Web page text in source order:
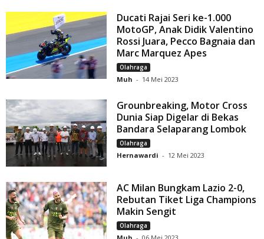
Ducati Rajai Seri ke-1.000
MotoGP, Anak Didik Valentino
Rossi Juara, Pecco Bagnaia dan
Marc Marquez Apes
Olahraga
Muh - 14 Mei 2023
Grounbreaking, Motor Cross
Dunia Siap Digelar di Bekas
Bandara Selaparang Lombok
Olahraga
Hernawardi - 12 Mei 2023
AC Milan Bungkam Lazio 2-0,
Rebutan Tiket Liga Champions
Makin Sengit
Olahraga